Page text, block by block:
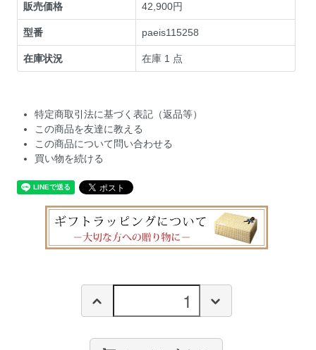
販売価格 42,900円
型番 paeis115258
在庫状況 在庫 1 点
特定商取引法に基づく表記（返品等）
この商品を友達に教える
この商品について問い合わせる
買い物を続ける